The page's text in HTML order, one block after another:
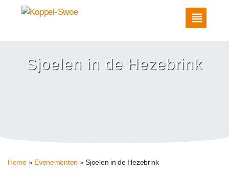
Sjoelen in de Hezebrink
Home» Evenementen »Sjoelen in de Hezebrink